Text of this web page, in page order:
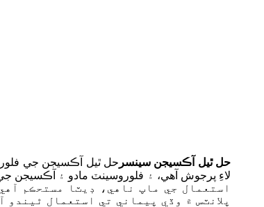
حل ٿيل آڪسيجن سينسر حل ٿيل آڪسيجن جي
لاءِ پرجوش آهي، ۽ فلوروسينٽ مادو ۽
استعمال جي ماپ ناهي، ڊيٽا مستحڪم
پلانٽس ۾ وڏي پيماني تي استعمال